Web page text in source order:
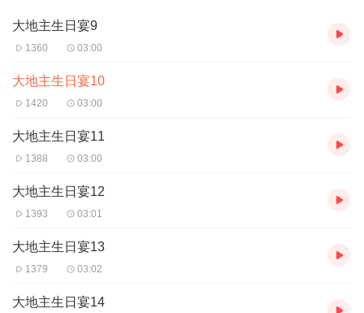
大地主生日宴9
1360 03:00
大地主生日宴10
1420 03:00
大地主生日宴11
1388 03:00
大地主生日宴12
1393 03:01
大地主生日宴13
1379 03:02
大地主生日宴14